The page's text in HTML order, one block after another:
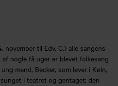
november til Edv. C.) alle sangens
nogle få uger er blevet folkesang
mand, Becker, som lever i Køln,
i teatret og gentaget; den